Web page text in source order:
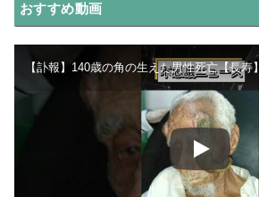
おすすめ動画
【訃報】140歳の角の生えた男性死亡【長寿】